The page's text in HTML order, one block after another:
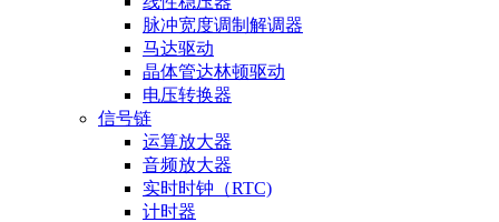
脉冲宽度调制解调器
马达驱动
晶体管达林顿驱动
电压转换器
信号链
运算放大器
音频放大器
实时时钟（RTC)
计时器